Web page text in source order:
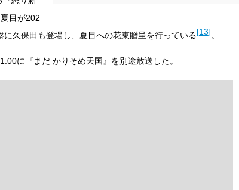
目が202
久保田も登場し、夏目への花束贈呈を行っている[13]。
に『まだ かりそめ天国』を別途放送した。